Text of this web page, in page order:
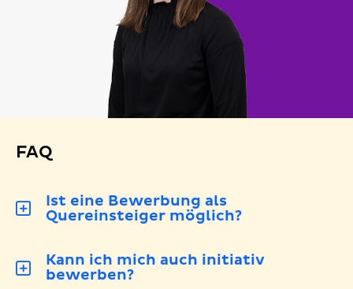
FAQ
Ist eine Bewerbung als
Quereinsteiger möglich?
Kann ich mich auch initiativ
bewerben?